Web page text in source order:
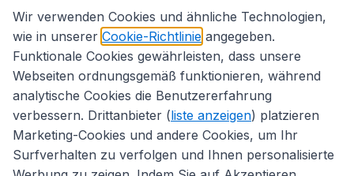
Internationale Webseiten
Wir verwenden Cookies und ähnliche Technologien,
wie in unserer Cookie-Richtlinie angegeben.
Funktionale Cookies gewährleisten, dass unsere
Webseiten ordnungsgemäß funktionieren, während
analytische Cookies die Benutzererfahrung
verbessern. Drittanbieter (liste anzeigen) platzieren
Marketing-Cookies und andere Cookies, um Ihr
Surfverhalten zu verfolgen und Ihnen personalisierte